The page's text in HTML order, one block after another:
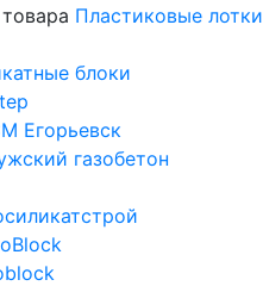
Пластиковые лотки
блоки
Егорьевск
газобетон